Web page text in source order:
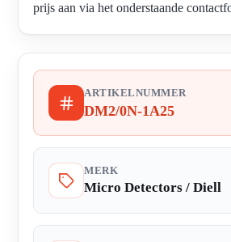
prijs aan via het onderstaande
ARTIKELNUMMER
DM2/0N-1A25
MERK
Micro Detectors / Diell